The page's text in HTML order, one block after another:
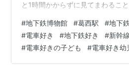
と1時間かからずに見てまわるこ
たら、時間帯によってはもう少し
まだ体験コーナーができるほどの
車を見て回ったりジオラマを見る
#地下鉄博物館 #葛西駅 #地下鉄
#電車好き #地下鉄好き #新幹
#電車好きの子ども #電車好き幼